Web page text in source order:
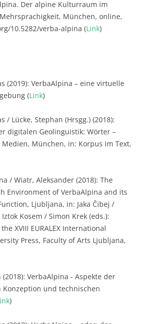
Der alpine Kulturraum im
München, online,
10.5282/verba-alpina (Link)
(2019): VerbaAlpina – eine virtuelle
(Link)
/ Lücke, Stephan (Hrsgg.) (2018):
digitalen Geolinguistik: Wörter –
Medien, München, in: Korpus im Text,
/ Wiatr, Aleksander (2018): The
Environment of VerbaAlpina and its
Ljubljana, in: Jaka Čibej /
Kosem / Simon Krek (eds.):
XVIII EURALEX International
Press, Faculty of Arts Ljubljana,
(2018): VerbaAlpina - Aspekte der
und technischen
)